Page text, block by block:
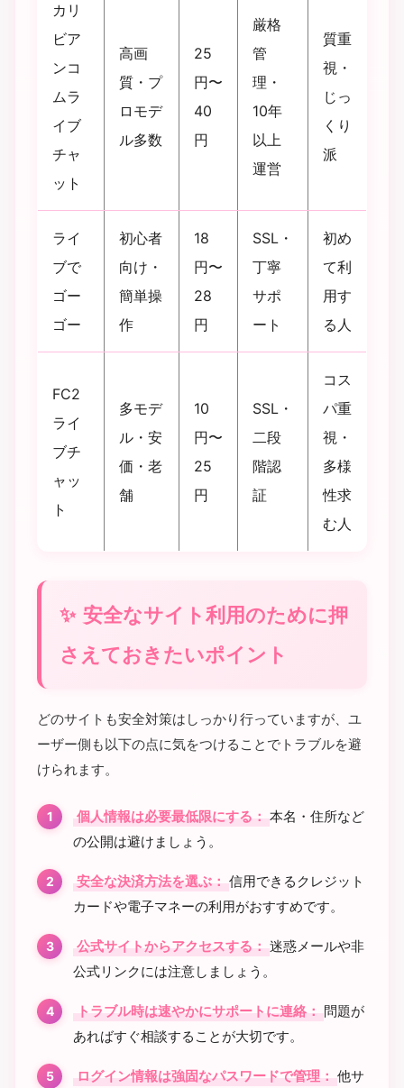
カリ
ビア
ンコ
ムラ
イブ
チャ
ット
高画
質・プ
ロモデ
ル多数
25
円〜
40
円
厳格
管
理・
10年
以上
運営
質重
視・
じっ
くり
派
ライ
ブで
ゴー
ゴー
初心者
向け・
簡単操
作
18
円〜
28
円
SSL・
丁寧
サポ
ート
初め
て利
用す
る人
FC2
ライ
ブチ
ャッ
ト
多モデ
ル・安
価・老
舗
10
円〜
25
円
SSL・
二段
階認
証
コス
パ重
視・
多様
性求
む人
安全なサイト利用のために押
さえておきたいポイント
どのサイトも安全対策はしっかり行っていますが、ユ
ーザー側も以下の点に気をつけることでトラブルを避
けられます。
個人情報は必要最低限にする： 本名・住所など
の公開は避けましょう。
安全な決済方法を選ぶ： 信用できるクレジット
カードや電子マネーの利用がおすすめです。
公式サイトからアクセスする： 迷惑メールや非
公式リンクには注意しましょう。
トラブル時は速やかにサポートに連絡： 問題が
あればすぐ相談することが大切です。
ログイン情報は強固なパスワードで管理： 他サ